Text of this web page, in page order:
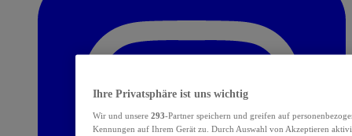
Ihre Privatsphäre ist uns wichtig
Wir und unsere 293-Partner speichern und greifen auf
Kennungen auf Ihrem Gerät zu. Durch Auswahl von Akzeptieren